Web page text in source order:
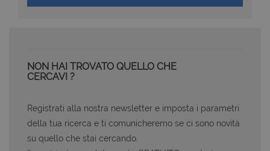
NON HAI TROVATO QUELLO CHE
CERCAVI ?
Registrati alla nostra newsletter e imposta i parametri
della tua ricerca e ti comunicheremo se ci sono novità
su quello che stai cercando.